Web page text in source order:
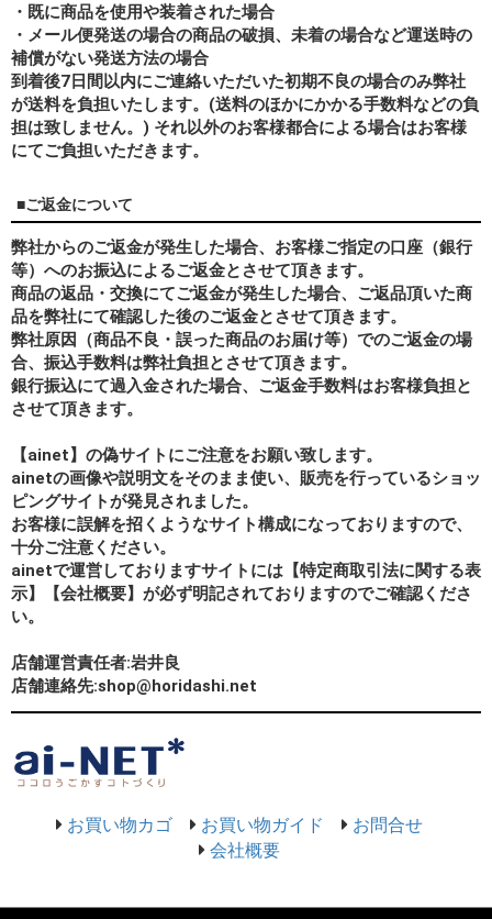
・既に商品を使用や装着された場合
・メール便発送の場合の商品の破損、未着の場合など運送時の
補償がない発送方法の場合
到着後7日間以内にご連絡いただいた初期不良の場合のみ弊社
が送料を負担いたします。(送料のほかにかかる手数料などの負
担は致しません。) それ以外のお客様都合による場合はお客様
にてご負担いただきます。
■ご返金について
弊社からのご返金が発生した場合、お客様ご指定の口座（銀行
等）へのお振込によるご返金とさせて頂きます。
商品の返品・交換にてご返金が発生した場合、ご返品頂いた商
品を弊社にて確認した後のご返金とさせて頂きます。
弊社原因（商品不良・誤った商品のお届け等）でのご返金の場
合、振込手数料は弊社負担とさせて頂きます。
銀行振込にて過入金された場合、ご返金手数料はお客様負担と
させて頂きます。
【ainet】の偽サイトにご注意をお願い致します。
ainetの画像や説明文をそのまま使い、販売を行っているショッ
ピングサイトが発見されました。
お客様に誤解を招くようなサイト構成になっておりますので、
十分ご注意ください。
ainetで運営しておりますサイトには【特定商取引法に関する表
示】【会社概要】が必ず明記されておりますのでご確認くださ
い。
店舗運営責任者:岩井良
店舗連絡先:shop@horidashi.net
お買い物カゴ お買い物ガイド
お問合せ
会社概要